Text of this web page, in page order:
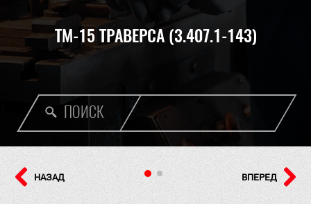
ПОИСК
ТМ-15 ТРАВЕРСА (3.407.1-143)
НАЗАД ВПЕРЕД